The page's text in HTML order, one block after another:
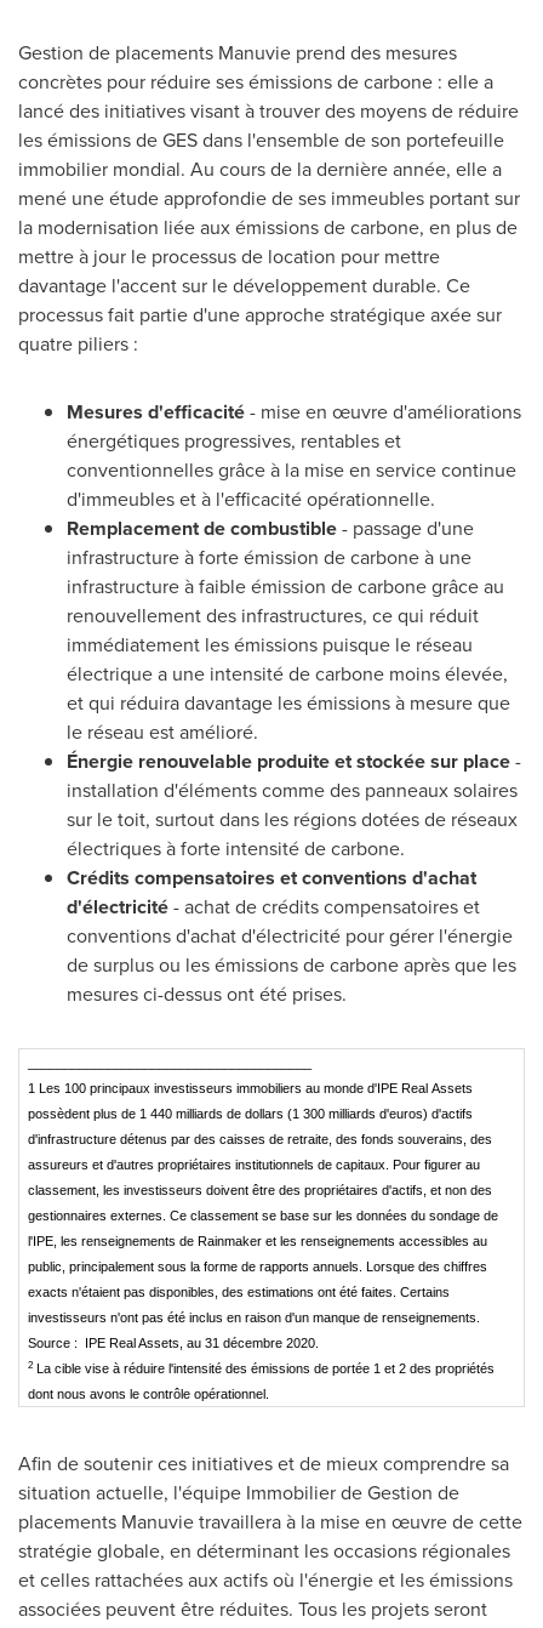
Gestion de placements Manuvie prend des mesures
concrètes pour réduire ses émissions de carbone : elle a
lancé des initiatives visant à trouver des moyens de réduire
les émissions de GES dans l'ensemble de son portefeuille
immobilier mondial. Au cours de la dernière année, elle a
mené une étude approfondie de ses immeubles portant sur
la modernisation liée aux émissions de carbone, en plus de
mettre à jour le processus de location pour mettre
davantage l'accent sur le développement durable. Ce
processus fait partie d'une approche stratégique axée sur
quatre piliers :
Mesures d'efficacité- mise en œuvre d'améliorations
énergétiques progressives, rentables et
conventionnelles grâce à la mise en service continue
d'immeubles et à l'efficacité opérationnelle.
Remplacement de combustible- passage d'une
infrastructure à forte émission de carbone à une
infrastructure à faible émission de carbone grâce au
renouvellement des infrastructures, ce qui réduit
immédiatement les émissions puisque le réseau
électrique a une intensité de carbone moins élevée,
et qui réduira davantage les émissions à mesure que
le réseau est amélioré.
Énergie renouvelable produite et stockée sur place-
installation d'éléments comme des panneaux solaires
sur le toit, surtout dans les régions dotées de réseaux
électriques à forte intensité de carbone.
Crédits compensatoires et conventions d'achat
d'électricité- achat de crédits compensatoires et
conventions d'achat d'électricité pour gérer l'énergie
de surplus ou les émissions de carbone après que les
mesures ci-dessus ont été prises.
1 Les 100 principaux investisseurs immobiliers au monde d'IPE Real Assets
possèdent plus de 1 440 milliards de dollars (1 300 milliards d'euros) d'actifs
d'infrastructure détenus par des caisses de retraite, des fonds souverains, des
assureurs et d'autres propriétaires institutionnels de capitaux. Pour figurer au
classement, les investisseurs doivent être des propriétaires d'actifs, et non des
gestionnaires externes. Ce classement se base sur les données du sondage de
l'IPE, les renseignements de Rainmaker et les renseignements accessibles au
public, principalement sous la forme de rapports annuels. Lorsque des chiffres
exacts n'étaient pas disponibles, des estimations ont été faites. Certains
investisseurs n'ont pas été inclus en raison d'un manque de renseignements.
Source : IPE Real Assets, au 31 décembre 2020.
2 La cible vise à réduire l'intensité des émissions de portée 1 et 2 des propriétés
dont nous avons le contrôle opérationnel.
Afin de soutenir ces initiatives et de mieux comprendre sa
situation actuelle, l'équipe Immobilier deGestion de
placements Manuvie travaillera à la mise en œuvre de cette
stratégie globale, en déterminant les occasions régionales
et celles rattachées aux actifs où l'énergie et les émissions
associées peuvent être réduites. Tous les projets seront